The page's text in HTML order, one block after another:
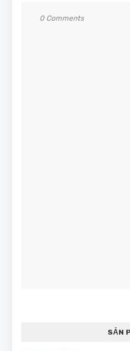
0 Comments
SẢN